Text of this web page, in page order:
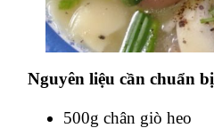
Nguyên liệu cần chuẩn bị
500g chân giò heo